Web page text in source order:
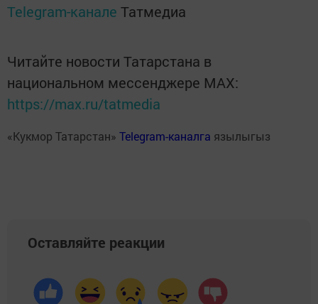
Telegram-канале Татмедиа
Читайте новости Татарстана в
национальном мессенджере MАХ:
https://max.ru/tatmedia
«Кукмор Татарстан» Telegram-каналга язылыгыз
Оставляйте реакции